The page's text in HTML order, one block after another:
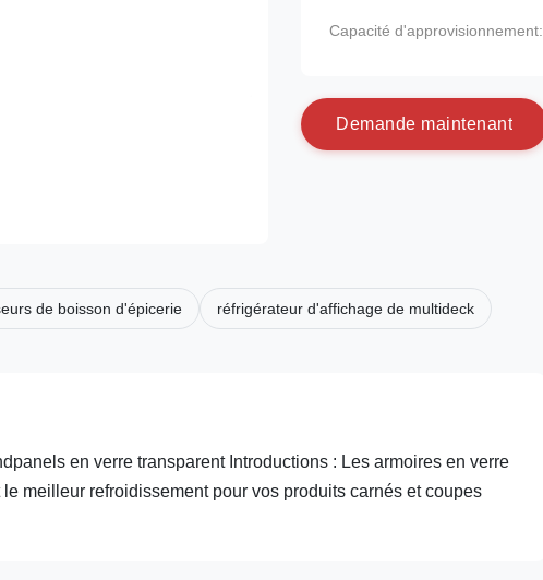
Capacité d'approvisionnement:
Demande maintenant
de boisson d'épicerie réfrigérateur d'affichage de multideck
en verre transparent Introductions : Les armoires en verre
meilleur refroidissement pour vos produits carnés et coupes